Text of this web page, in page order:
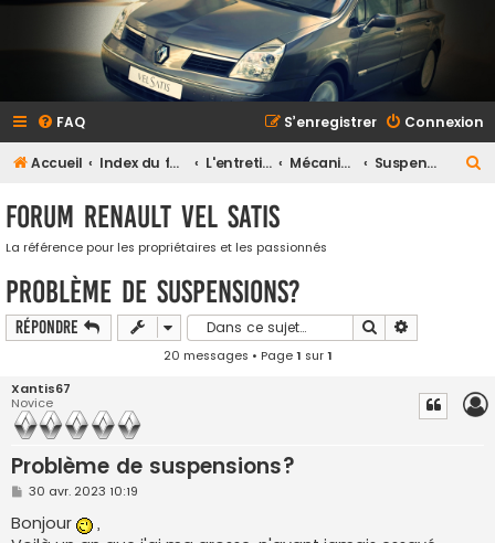
FAQ Connexion
S’enregistrer
Accueil Index du forum L'entretien et la maintenance Mécanique Suspension
e
r
Forum Renault VEL SATIS
La référence pour les propriétaires et les passionnés
Problème de suspensions?
Répondre Rechercher
20 messages • Page1 sur1
Xantis67
Novice
Problème de suspensions?
M
s
s
30 avr. 2023 10:19
Bonjour
,